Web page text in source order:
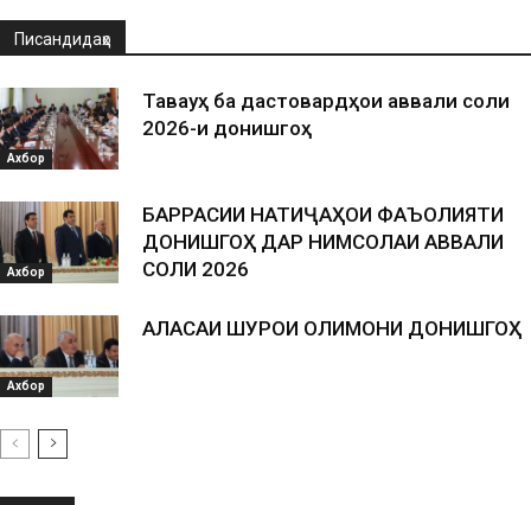
Писандидаҳо
Ахбор
Таваҷҷуҳ ба дастовардҳои аввали соли
2026-и донишгоҳ
Ахбор
БАРРАСИИ НАТИҶАҲОИ ФАЪОЛИЯТИ
ДОНИШГОҲ ДАР НИМСОЛАИ АВВАЛИ
СОЛИ 2026
Ахбор
АЛАСАИ ШУРОИ ОЛИМОНИ ДОНИШГОҲ